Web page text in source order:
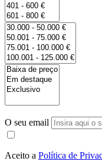
O seu email
Aceito a Política de